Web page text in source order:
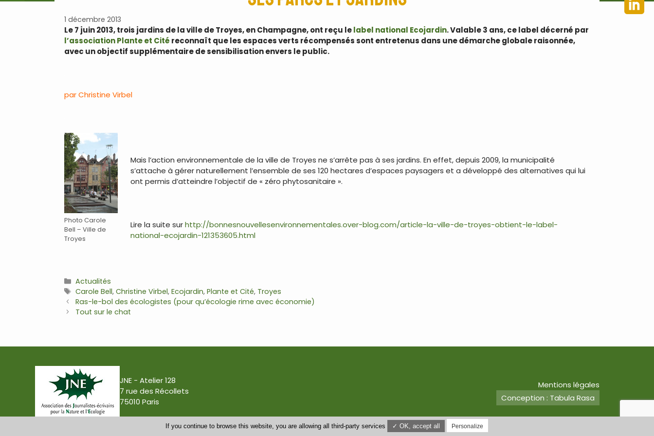
1 décembre 2013
Le 7 juin 2013, trois jardins de la ville de Troyes, en Champagne, ont reçu lelabel national Ecojardin. Valable 3 ans, ce label décerné par
l’association Plante et Cité reconnaît que les espaces verts récompensés sont entretenus dans une démarche globale raisonnée,
avec un objectif supplémentaire de sensibilisation envers le public.
par Christine Virbel
Photo Carole
Bell – Ville de
Troyes
Mais l’action environnementale de la ville de Troyes ne s’arrête pas à ses jardins. En effet, depuis 2009, la municipalité
s’attache à gérer naturellement l’ensemble de ses 120 hectares d’espaces paysagers et a développé des alternatives qui lui
ont permis d’atteindre l’objectif de « zéro phytosanitaire ».
Lire la suite surhttp://bonnesnouvellesenvironnementales.over-blog.com/article-la-ville-de-troyes-obtient-le-label-
national-ecojardin-121353605.html
Catégories
Actualités
Étiquettes
Carole Bell,Christine Virbel,Ecojardin,Plante et Cité, Troyes
Navigation
des
Ras-le-bol des écologistes (pour qu’écologie rime avec économie)
Tout sur le chat
JNE - Atelier 128
7 rue des Récollets
75010 Paris
Mentions légales
Conception : Tabula Rasa
If you continue to browse this website, you are allowing all third-party services ✓ OK, accept all Personalize